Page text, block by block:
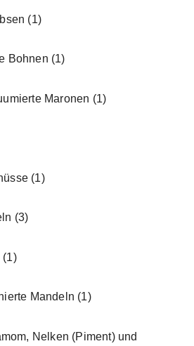
(1)
Bohnen (1)
Maronen (1)
(1)
(3)
(1)
Mandeln (1)
Nelken (Piment) und